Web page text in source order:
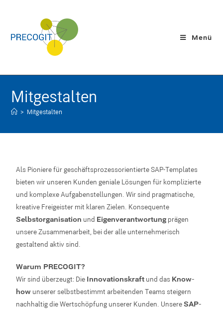
Menü
Mitgestalten
> Mitgestalten
Als Pioniere für geschäftsprozessorientierte SAP-Templates
bieten wir unseren Kunden geniale Lösungen für komplizierte
und komplexe Aufgabenstellungen. Wir sind pragmatische,
kreative Freigeister mit klaren Zielen. Konsequente
Selbstorganisation und Eigenverantwortung prägen
unsere Zusammenarbeit, bei der alle unternehmerisch
gestaltend aktiv sind.
Warum PRECOGIT?
Wir sind überzeugt: Die Innovationskraft und das Know-
how unserer selbstbestimmt arbeitenden Teams steigern
nachhaltig die Wertschöpfung unserer Kunden. UnsereSAP-